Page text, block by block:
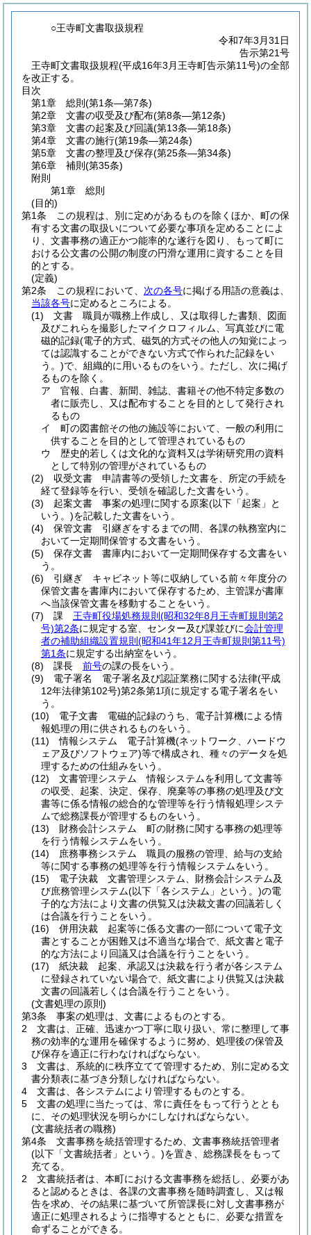
○王寺町文書取扱規程
令和7年3月31日
告示第21号
王寺町文書取扱規程(平成16年3月王寺町告示第11号)の全部
を改正する。
目次
第1章
総則 (第1条―第7条)
第2章
文書の収受及び配布(第8条―第12条)
第3章
文書の起案及び回議(第13条―第18条)
第4章
文書の施行(第19条―第24条)
第5章
文書の整理及び保存(第25条―第34条)
第6章
補則 (第35条)
附則
第1章
総則
(目的)
第1条
この規程は、別に定めがあるものを除くほか、町の保
有する文書の取扱いについて必要な事項を定めることによ
り、文書事務の適正かつ能率的な遂行を図り、もって町に
おける公文書の公開の制度の円滑な運用に資することを目
的とする。
(定義)
第2条
この規程において、 次の各号に掲げる用語の意義は、
当該各号に定めるところによる。
(1)
文書 職員が職務上作成し、又は取得した書類、図面
及びこれらを撮影したマイクロフィルム、写真並びに電
磁的記録(電子的方式、磁気的方式その他人の知覚によっ
ては認識することができない方式で作られた記録をい
う。)で、組織的に用いるものをいう。 ただし、次に掲げ
るものを除く。
ア
官報、白書、新聞、雑誌、書籍その他不特定多数の
者に販売し、又は配布することを目的として発行され
るもの
イ
町の図書館その他の施設等において、一般の利用に
供することを目的として管理されているもの
ウ
歴史的若しくは文化的な資料又は学術研究用の資料
として特別の管理がされているもの
(2)
収受文書 申請書等の受領した文書を、所定の手続を
経て登録等を行い、受領を確認した文書をいう。
(3)
起案文書 事案の処理に関する原案(以下「起案」と
いう。)を記載した文書をいう。
(4)
保管文書 引継ぎをするまでの間、各課の執務室内に
おいて一定期間保管する文書をいう。
(5)
保存文書 書庫内において一定期間保存する文書をい
う。
(6)
引継ぎ キャビネット等に収納している前々年度分の
保管文書を書庫内において保存するため、主管課が書庫
へ当該保管文書を移動することをいう。
(7)
課 王寺町役場処務規則 (昭和32年8月王寺町規則第2
号)第2条に規定する室、センター及び課並びに会計管理
者の補助組織設置規則 (昭和41年12月王寺町規則第11号)
第1条に規定する出納室をいう。
(8)
課長 前号の課の長をいう。
(9)
電子署名 電子署名及び認証業務に関する法律(平成
12年法律第102号)第2条第1項に規定する電子署名をい
う。
(10)
電子文書 電磁的記録のうち、電子計算機による情
報処理の用に供されるものをいう。
(11)
情報システム 電子計算機(ネットワーク、ハードウ
ェア及びソフトウェア)等で構成され、種々のデータを処
理するための仕組みをいう。
(12)
文書管理システム 情報システムを利用して文書等
の収受、起案、決定、保存、廃棄等の事務の処理及び文
書等に係る情報の総合的な管理等を行う情報処理システ
ムで総務課長が管理するものをいう。
(13)
財務会計システム 町の財務に関する事務の処理等
を行う情報システムをいう。
(14)
庶務事務システム 職員の服務の管理、給与の支給
等に関する事務の処理等を行う情報システムをいう。
(15)
電子決裁 文書管理システム、財務会計システム及
び庶務管理システム(以下「各システム」という。)の電
子的な方法により文書の供覧又は決裁文書の回議若しく
は合議を行うことをいう。
(16)
併用決裁 起案等に係る文書の一部について電子文
書とすることが困難又は不適当な場合で、紙文書と電子
的な方法により回議又は合議を行うことをいう。
(17)
紙決裁 起案、承認又は決裁を行う者が各システム
に登録されていない場合で、紙文書により供覧又は決裁
文書の回議若しくは合議を行うことをいう。
(文書処理の原則)
第3条
事案の処理は、文書によるものとする。
2
文書は、正確、迅速かつ丁寧に取り扱い、常に整理して事
務の効率的な運用を確保するように努め、処理後の保管及
び保存を適正に行わなければならない。
3
文書は、系統的に秩序立てて管理するため、別に定める文
書分類表に基づき分類しなければならない。
4
文書は、各システムにより管理するものとする。
5
文書の処理に当たっては、常に責任をもって行うととも
に、その処理状況を明らかにしなければならない。
(文書統括者の職務)
第4条
文書事務を統括管理するため、文書事務統括管理者
(以下「文書統括者」という。)を置き、総務課長をもって
充てる。
2
文書統括者は、本町における文書事務を総括し、必要があ
ると認めるときは、各課の文書事務を随時調査し、又は報
告を求め、その結果に基づいて所管課長に対し文書事務が
適正に処理されるように指導するとともに、必要な措置を
命ずることができる。